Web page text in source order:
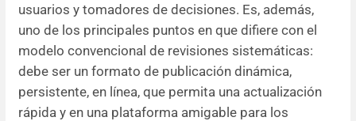
usuarios y tomadores de decisiones. Es, además,
uno de los principales puntos en que difiere con el
modelo convencional de revisiones sistemáticas:
debe ser un formato de publicación dinámica,
persistente, en línea, que permita una actualización
rápida y en una plataforma amigable para los